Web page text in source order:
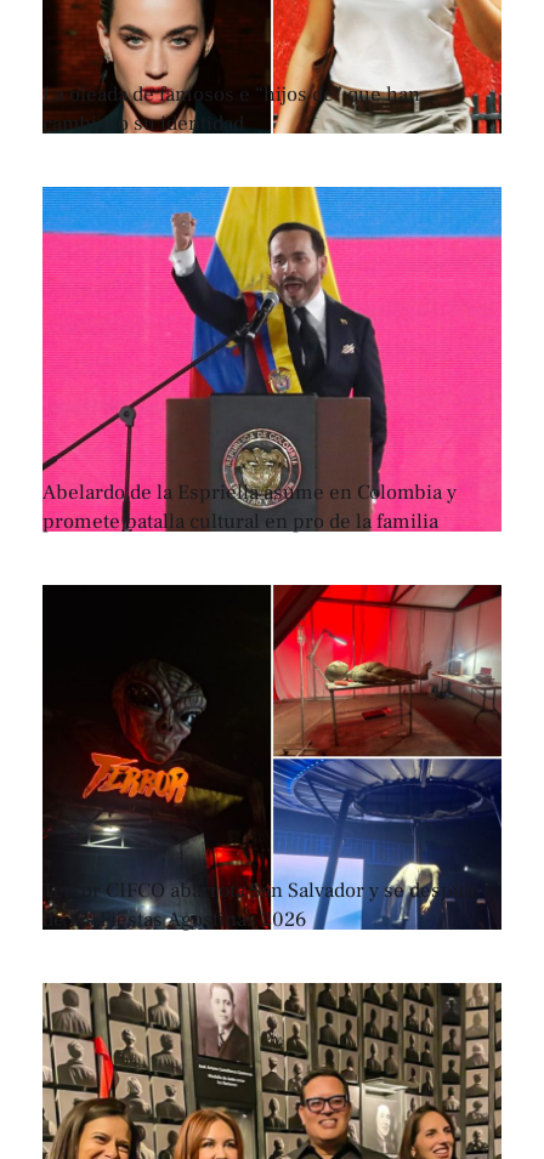
La oleada de famosos e “hijos de” que han
cambiado su identidad
Abelardo de la Espriella asume en Colombia y
promete batalla cultural en pro de la familia
Terror CIFCO abarrota San Salvador y se despide
de las Fiestas Agostinas 2026